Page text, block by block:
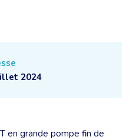
2024
en grande pompe fin de